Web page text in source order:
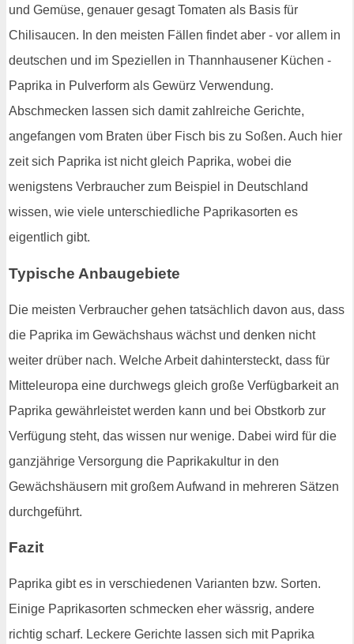
und Gemüse, genauer gesagt Tomaten als Basis für
Chilisaucen. In den meisten Fällen findet aber - vor allem in
deutschen und im Speziellen in Thannhausener Küchen -
Paprika in Pulverform als Gewürz Verwendung.
Abschmecken lassen sich damit zahlreiche Gerichte,
angefangen vom Braten über Fisch bis zu Soßen. Auch hier
zeit sich Paprika ist nicht gleich Paprika, wobei die
wenigstens Verbraucher zum Beispiel in Deutschland
wissen, wie viele unterschiedliche Paprikasorten es
eigentlich gibt.
Typische Anbaugebiete
Die meisten Verbraucher gehen tatsächlich davon aus, dass
die Paprika im Gewächshaus wächst und denken nicht
weiter drüber nach. Welche Arbeit dahintersteckt, dass für
Mitteleuropa eine durchwegs gleich große Verfügbarkeit an
Paprika gewährleistet werden kann und bei Obstkorb zur
Verfügung steht, das wissen nur wenige. Dabei wird für die
ganzjährige Versorgung die Paprikakultur in den
Gewächshäusern mit großem Aufwand in mehreren Sätzen
durchgeführt.
Fazit
Paprika gibt es in verschiedenen Varianten bzw. Sorten.
Einige Paprikasorten schmecken eher wässrig, andere
richtig scharf. Leckere Gerichte lassen sich mit Paprika